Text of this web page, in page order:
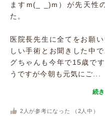
ますm(_ _)m）が先天性
た。
医院長先生に全てをお願
しい手術とお聞きした中
グちゃんも今年で15歳で
うですが今朝も元気にご...
続
2 人が参考になった （ 2 人中）